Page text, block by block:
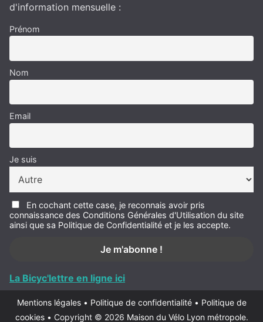
d'information mensuelle :
Prénom
Nom
Email
Je suis
En cochant cette case, je reconnais avoir pris
connaissance des Conditions Générales d'Utilisation du site
ainsi que sa Politique de Confidentialité et je les accepte.
La Bicyc'lettre en ligne ici
Mentions légales • Politique de confidentialité • Politique de
cookies • Copyright © 2026 Maison du Vélo Lyon métropole.